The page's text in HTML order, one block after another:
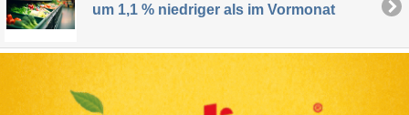
um 1,1 % niedriger als im Vormonat